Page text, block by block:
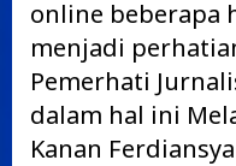
online beberapa
menjadi
Pemerhati
dalam hal ini
Kanan